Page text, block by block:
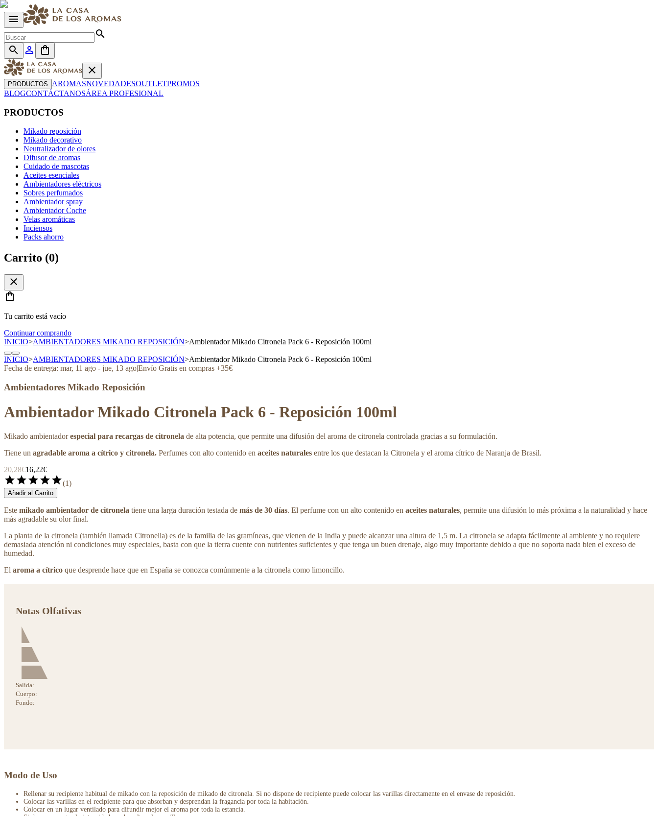
menu
search
search
person_outline
shopping_bag
close
PRODUCTOS AROMASNOVEDADESOUTLETPROMOS
BLOGCONTÁCTANOSÁREA PROFESIONAL
PRODUCTOS
Mikado reposición
Mikado decorativo
Neutralizador de olores
Difusor de aromas
Cuidado de mascotas
Aceites esenciales
Ambientadores eléctricos
Sobres perfumados
Ambientador spray
Ambientador Coche
Velas aromáticas
Inciensos
Packs ahorro
Carrito (0)
close
shopping_bag
Tu carrito está vacío
Continuar comprando
INICIO>AMBIENTADORES MIKADO REPOSICIÓN>Ambientador Mikado Citronela Pack 6 - Reposición 100ml
INICIO>AMBIENTADORES MIKADO REPOSICIÓN>Ambientador Mikado Citronela Pack 6 - Reposición 100ml
Fecha de entrega: mar, 11 ago - jue, 13 ago|Envío Gratis en compras +35€
Ambientadores Mikado Reposición
Ambientador Mikado Citronela Pack 6 - Reposición 100ml
Mikado ambientadorespecial para recargas de citronela de alta potencia, que permite una difusión del aroma de citronela controlada gracias a su formulación.
Tiene un agradable aroma a cítrico y citronela. Perfumes con alto contenido en aceites naturales entre los que destacan la Citronela y el aroma cítrico de Naranja de Brasil.
20,28€16,22€
starstarstarstarstar(1)
Añadir al Carrito
Este mikado ambientador de citronela tiene una larga duración testada de más de 30 días. El perfume con un alto contenido en aceites naturales, permite una difusión lo más próxima a la naturalidad y hace
más agradable su olor final.
La planta de la citronela (también llamada Citronella) es de la familia de las gramíneas, que vienen de la India y puede alcanzar una altura de 1,5 m. La citronela se adapta fácilmente al ambiente y no requiere
demasiada atención ni condiciones muy especiales, basta con que la tierra cuente con nutrientes suficientes y que tenga un buen drenaje, algo muy importante debido a que no soporta nada bien el exceso de
humedad.
El aroma a cítrico que desprende hace que en España se conozca comúnmente a la citronela como limoncillo.
Notas Olfativas
Salida:
Cuerpo:
Fondo:
Modo de Uso
Rellenar su recipiente habitual de mikado con la reposición de mikado de citronela. Si no dispone de recipiente puede colocar las varillas directamente en el envase de reposición.
Colocar las varillas en el recipiente para que absorban y desprendan la fragancia por toda la habitación.
Colocar en un lugar ventilado para difundir mejor el aroma por toda la estancia.